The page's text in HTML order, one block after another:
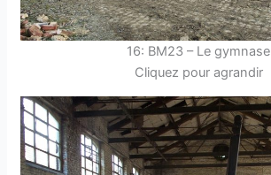
16: BM23 – Le gymnase
Cliquez pour agrandir